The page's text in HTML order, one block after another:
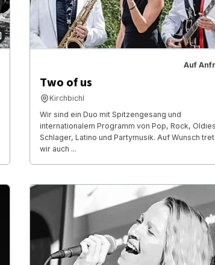
Auf
Two of us
Kirchbichl
Wir sind ein Duo mit Spitzengesang und
internationalem Programm von Pop, Rock,
Schlager, Latino und Partymusik. Auf Wunsch
wir auch ...